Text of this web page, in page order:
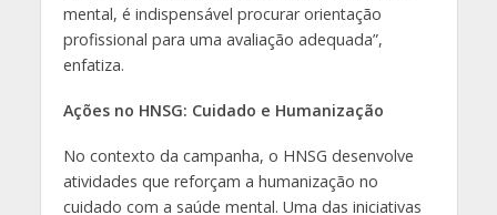
mental, é indispensável procurar orientação
profissional para uma avaliação adequada”,
enfatiza.
Ações no HNSG: Cuidado e Humanização
No contexto da campanha, o HNSG desenvolve
atividades que reforçam a humanização no
cuidado com a saúde mental. Uma das iniciativas